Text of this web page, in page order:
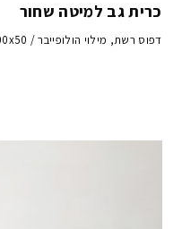
כרית גב למיטה שחור
דפוס רשת, מילוי הולופייבר / 100x50 ס"מ, 2020